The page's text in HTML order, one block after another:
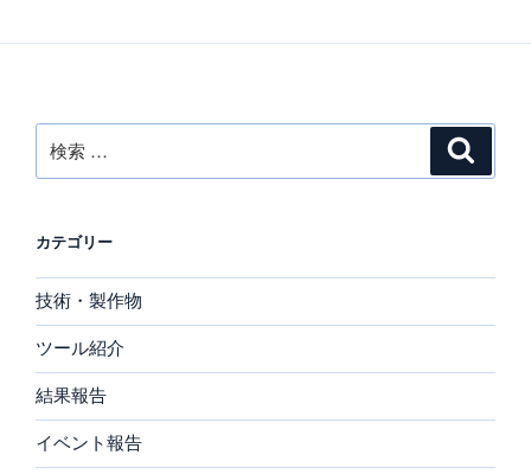
ョ
索:
カテゴリー
技術・製作物
ツール紹介
結果報告
イベント報告